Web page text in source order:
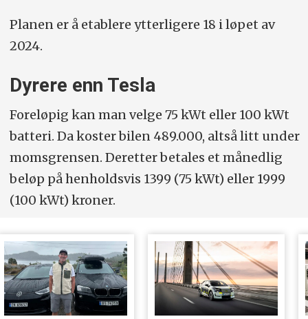
Vekt/nyttelast (kg):
Hengervekt/taklast (kg):1200/75.
Planen er å etablere ytterligere 18 i løpet av
2024.
Dyrere enn Tesla
Foreløpig kan man velge 75 kWt eller 100 kWt
batteri. Da koster bilen 489.000, altså litt under
momsgrensen. Deretter betales et månedlig
beløp på henholdsvis 1399 (75 kWt) eller 1999
(100 kWt) kroner.